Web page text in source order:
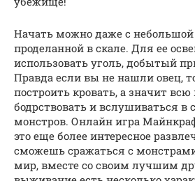
Начать можно даже с
проделанной в скале. Для ее
использовать уголь, добытый
Правда если вы не нашли овец,
построить кровать, а значит всю
бодрствовать и вслушиваться
монстров. Онлайн игра
это еще более интересное
сможешь сражаться с
мир, вместе со своим лучшим